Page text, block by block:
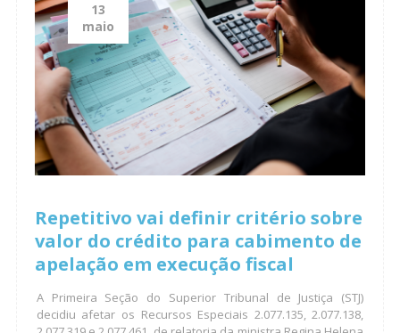
13
maio
Repetitivo vai definir critério sobre
valor do crédito para cabimento de
apelação em execução fiscal
A Primeira Seção do Superior Tribunal de Justiça (STJ)
decidiu afetar os Recursos Especiais 2.077.135, 2.077.138,